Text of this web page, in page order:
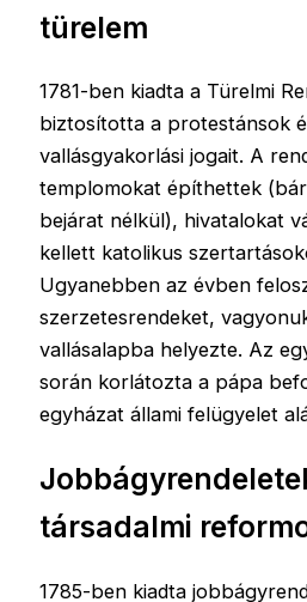
türelem
1781-ben kiadta a Türelmi
biztosította a protestánsok
vallásgyakorlási jogait. A
templomokat építhettek
bejárat nélkül), hivatalokat
kellett katolikus
Ugyanebben az évben
szerzetesrendeket,
vallásalapba helyezte. Az
során korlátozta a pápa
egyházat állami felügyelet
társadalmi
1785-ben kiadta